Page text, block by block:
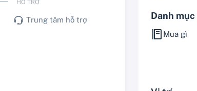
HỖ TRỢ
Trung tâm hỗ trợ Danh mục
Mua gì